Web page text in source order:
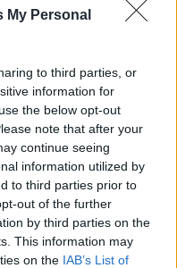
My Personal
to third parties, or
information for
the below opt-out
note that after your
continue seeing
information utilized by
to third parties prior to
out of the further
by third parties on the
This information may
on the IAB’s List of
TOP Música